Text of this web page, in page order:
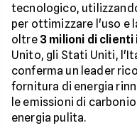
tecnologico,
per ottimizzare l'uso e
oltre 3 milioni di clienti
Unito, gli Stati Uniti,
conferma un leader
fornitura di energia
le emissioni di
energia pulita.